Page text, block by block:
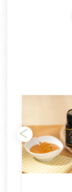
鑑賞期商品說
若您購買的商
形者，除商品
依消保法之規
日)的服務，
瑕疵)，一般皆
不適用七天鑑
以數位或電磁